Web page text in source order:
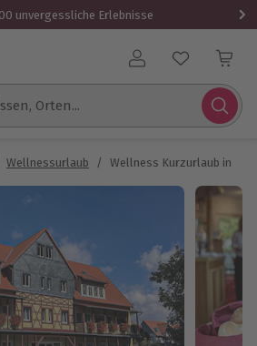
unvergessliche Erlebnisse
Benutzerkonto
Orten...
Wellnessurlaub / Wellness Kurzurlaub in